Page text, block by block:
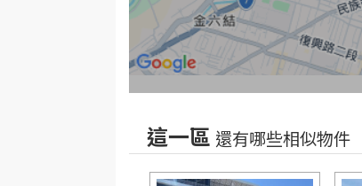
這一區 還有哪些相似物件